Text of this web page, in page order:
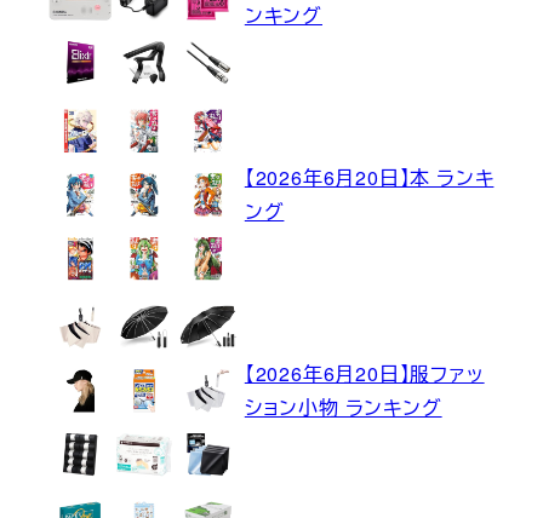
ンキング
【2026年6月20日】本 ランキ
ング
【2026年6月20日】服ファッ
ション小物 ランキング